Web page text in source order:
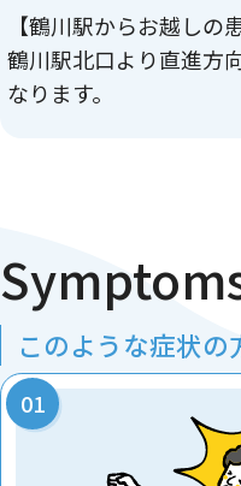
【鶴川駅からお越しの
鶴川駅北口より直進方
なります。
当院提携駐車場は、小
しくは、その隣のシン
どちらをご利用の場合
しますので、駐車券も
ちください。
このような症状